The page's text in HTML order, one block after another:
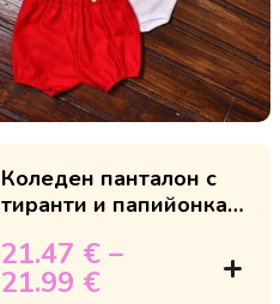
Коледен панталон с
тиранти и папийонка
21.47 € –
21.99 €